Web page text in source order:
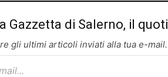
Gazzetta di Salerno, il
gli ultimi articoli inviati alla tua e-mail.